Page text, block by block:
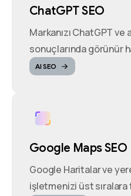
ChatGPT SEO
Markanızı ChatGPT
sonuçlarında görünür
AI SEO
Google Maps SEO
Google Haritalar ve
işletmenizi üst sıralara